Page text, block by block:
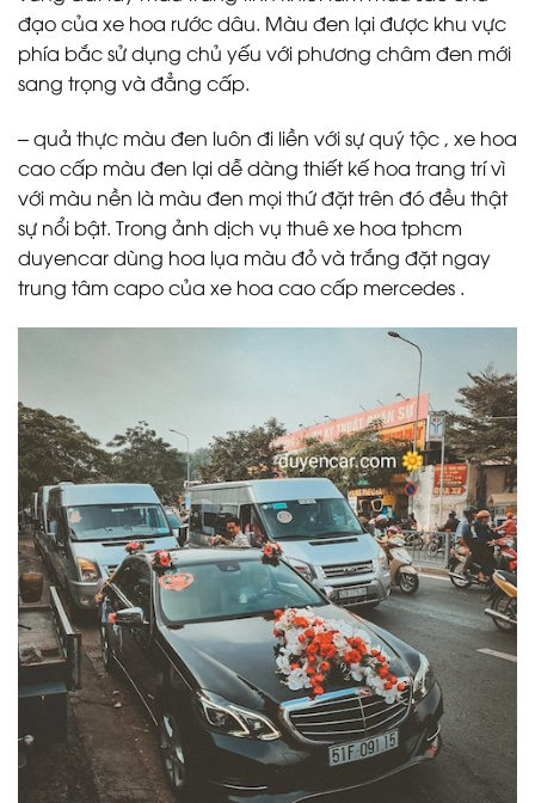
đạo của xe hoa rước dâu. Màu đen lại được khu vực
phía bắc sử dụng chủ yếu với phương châm đen mới
sang trọng và đẳng cấp.
– quả thực màu đen luôn đi liền với sự quý tộc , xe hoa
cao cấp màu đen lại dễ dàng thiết kế hoa trang trí vì
với màu nền là màu đen mọi thứ đặt trên đó đều thật
sự nổi bật. Trong ảnh dịch vụ thuê xe hoa tphcm
duyencar dùng hoa lụa màu đỏ và trắng đặt ngay
trung tâm capo của xe hoa cao cấp mercedes .